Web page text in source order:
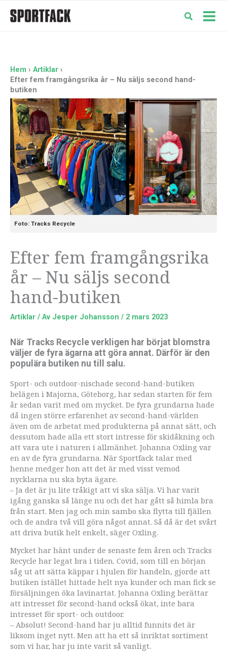
Hem
Artiklar
Efter fem framgångsrika år – Nu säljs second hand-
butiken
Foto: Tracks Recycle
Efter fem framgångsrika
år – Nu säljs second
hand-butiken
Artiklar / Av Jesper Johansson / 2 mars 2023
När Tracks Recycle verkligen har börjat blomstra
väljer de fyra ägarna att göra annat. Därför är den
populära butiken nu till salu.
Sport- och outdoor-nischade second-hand-butiken
belägen i Majorna, Göteborg, har sedan starten för fem
år sedan varit med om mycket. De fyra grundarna hade
då ingen större erfarenhet av second-hand-världen
även om de arbetat med produkterna på annat sätt, och
dessutom hade alla ett stort intresse för skidåkning och
att vara ute i naturen i allmänhet. Johanna Oxling var
en av de fyra grundarna. När Sportfack talar med
henne medger hon att det är med visst vemod
nycklarna nu ska byta ägare.
– Ja det är ju lite tråkigt att vi ska sälja. Vi har varit
igång ganska så länge nu och det har gått så himla bra
från start. Men jag och min sambo ska flytta till fjällen
och de andra två vill göra något annat. Så då är det svårt
att driva butik helt enkelt, säger Oxling.
Mycket har hänt under de senaste fem åren och Tracks
Recycle har legat bra i tiden. Covid, som till en början
såg ut att sätta käppar i hjulen för handeln, gjorde att
butiken istället hittade helt nya kunder och man fick se
försäljningen öka lavinartat. Johanna Oxling berättar
att intresset för second-hand också ökat, inte bara
intresset för sport- och outdoor.
– Absolut! Second-hand har ju alltid funnits det är
liksom inget nytt. Men att ha ett så inriktat sortiment
som vi har, har ju inte varit så vanligt.